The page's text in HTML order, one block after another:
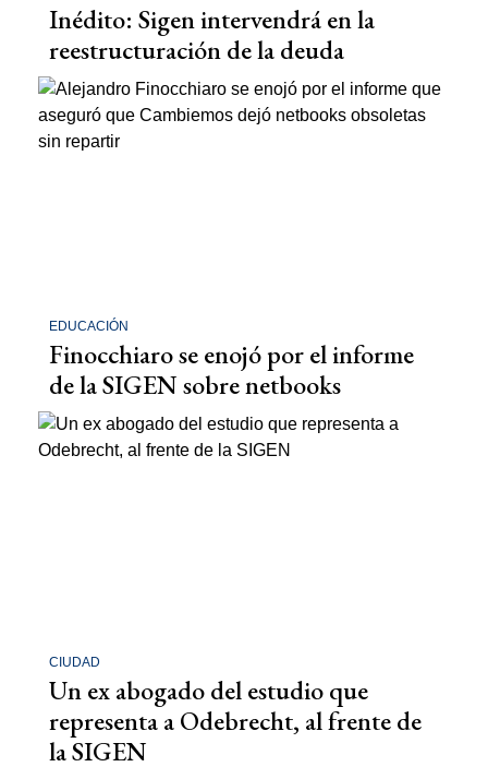
Inédito: Sigen intervendrá en la
reestructuración de la deuda
EDUCACIÓN
Finocchiaro se enojó por el informe
de la SIGEN sobre netbooks
CIUDAD
Un ex abogado del estudio que
representa a Odebrecht, al frente de
la SIGEN